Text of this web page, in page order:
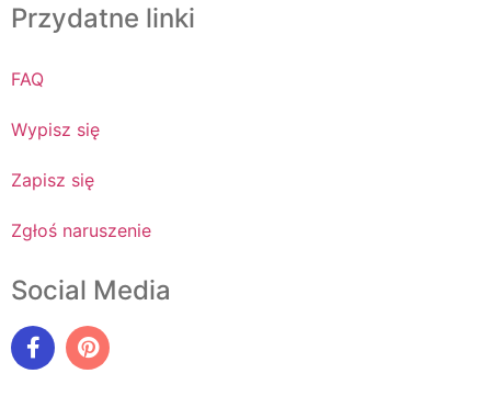
Przydatne linki
FAQ
Wypisz się
Zapisz się
Zgłoś naruszenie
Social Media